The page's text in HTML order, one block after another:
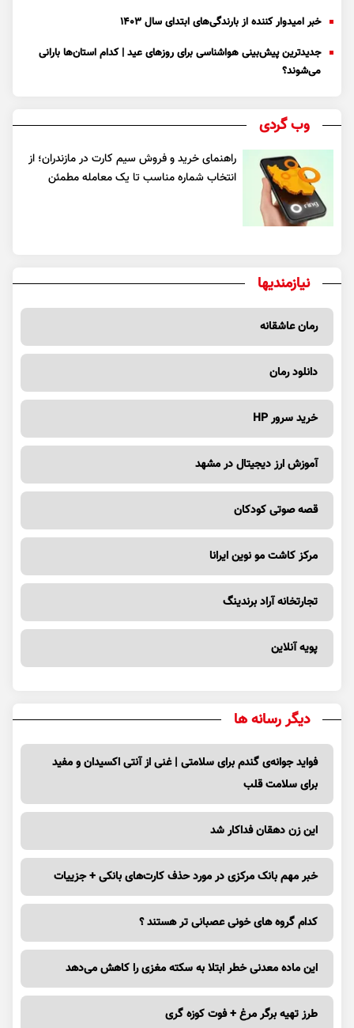
خبر امیدوار کننده از بارندگی‌های ابتدای سال ۱۴۰۳
جدیدترین پیش‌بینی هواشناسی برای روزهای عید | کدام استان‌ها بارانی
می‌شوند؟
وب گردی
راهنمای خرید و فروش سیم کارت در مازندران؛ از
انتخاب شماره مناسب تا یک معامله مطمئن
نیازمندیها
رمان عاشقانه
دانلود رمان
خرید سرور HP
آموزش ارز دیجیتال در مشهد
قصه صوتی کودکان
مرکز کاشت مو نوین ایرانا
تجارتخانه آراد برندینگ
پویه آنلاین
دیگر رسانه ها
فواید جوانه‌ی گندم برای سلامتی | غنی از آنتی اکسیدان و مفید
برای سلامت قلب
این زن دهقان فداکار شد
خبر مهم بانک مرکزی در مورد حذف کارت‌های بانکی + جزییات
کدام گروه های خونی عصبانی تر هستند ؟
این ماده معدنی خطر ابتلا به سکته مغزی را کاهش می‌دهد
طرز تهیه برگر مرغ + فوت کوزه گری